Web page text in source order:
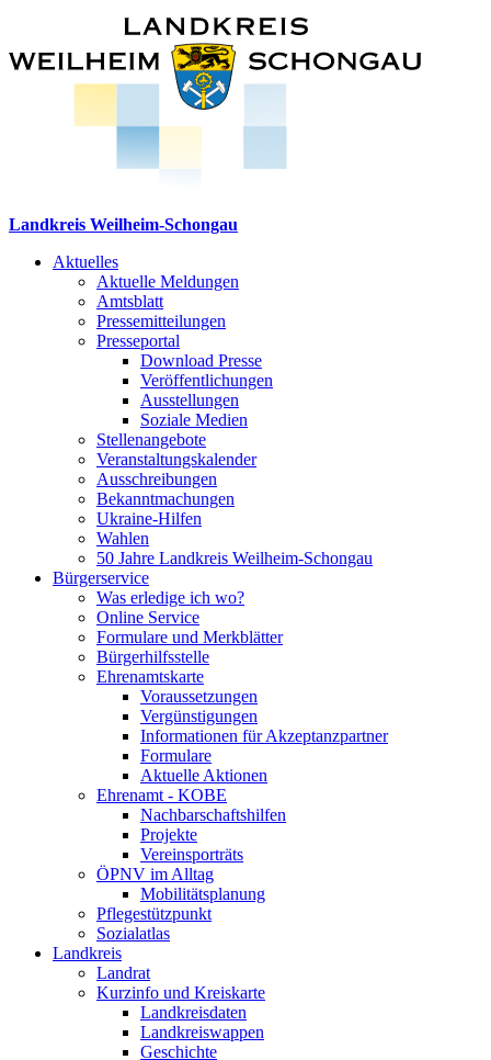
Landkreis Weilheim-Schongau
Aktuelles
Aktuelle Meldungen
Amtsblatt
Pressemitteilungen
Presseportal
Download Presse
Veröffentlichungen
Ausstellungen
Soziale Medien
Stellenangebote
Veranstaltungskalender
Ausschreibungen
Bekanntmachungen
Ukraine-Hilfen
Wahlen
50 Jahre Landkreis Weilheim-Schongau
Bürgerservice
Was erledige ich wo?
Online Service
Formulare und Merkblätter
Bürgerhilfsstelle
Ehrenamtskarte
Voraussetzungen
Vergünstigungen
Informationen für Akzeptanzpartner
Formulare
Aktuelle Aktionen
Ehrenamt - KOBE
Nachbarschaftshilfen
Projekte
Vereinsporträts
ÖPNV im Alltag
Mobilitätsplanung
Pflegestützpunkt
Sozialatlas
Landkreis
Landrat
Kurzinfo und Kreiskarte
Landkreisdaten
Landkreiswappen
Geschichte